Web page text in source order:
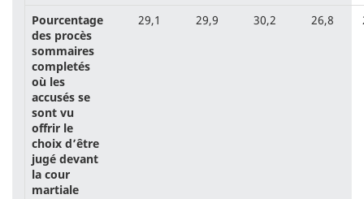
Pourcentage
des procès
sommaires
completés
où les
accusés se
sont vu
offrir le
choix d’être
jugé devant
la cour
martiale
29,1 29,9 30,2 26,8